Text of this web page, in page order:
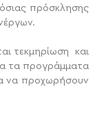
πρόσκλησης
τεκμηρίωση και
τα προγράμματα
να προχωρήσουν